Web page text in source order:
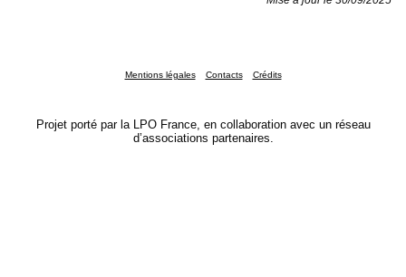
Mentions légales Contacts Crédits
Projet porté par la LPO France, en collaboration avec un réseau
d’associations partenaires.